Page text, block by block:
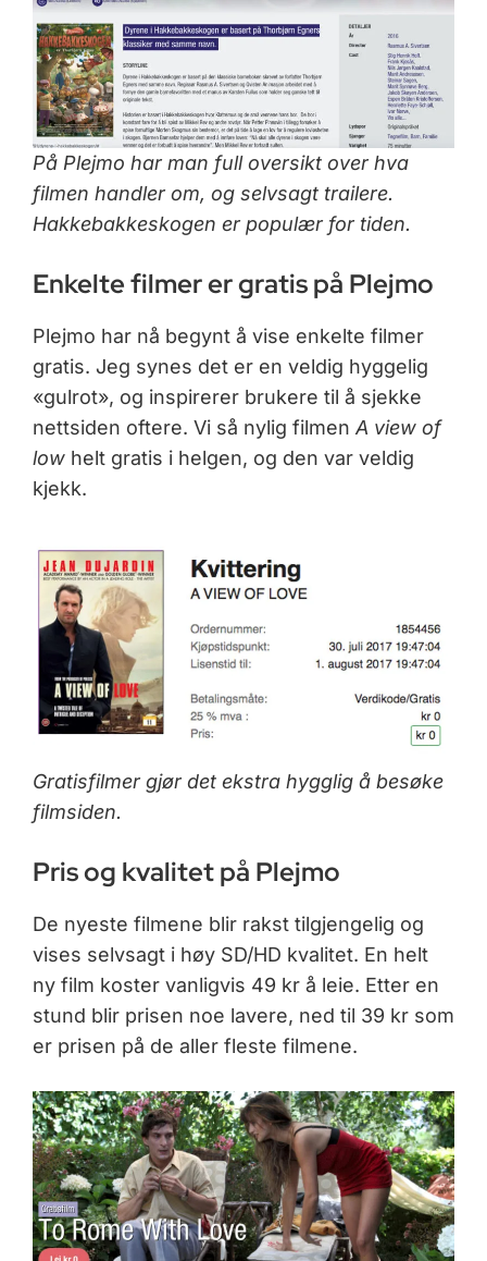
På Plejmo har man full oversikt over hva
filmen handler om, og selvsagt trailere.
Hakkebakkeskogen er populær for tiden.
Enkelte filmer er gratis på Plejmo
Plejmo har nå begynt å vise enkelte filmer
gratis. Jeg synes det er en veldig hyggelig
«gulrot», og inspirerer brukere til å sjekke
nettsiden oftere. Vi så nylig filmen A view of
lowhelt gratis i helgen, og den var veldig
kjekk.
Gratisfilmer gjør det ekstra hygglig å besøke
filmsiden.
Pris og kvalitet på Plejmo
De nyeste filmene blir rakst tilgjengelig og
vises selvsagt i høy SD/HD kvalitet. En helt
ny film koster vanligvis 49 kr å leie. Etter en
stund blir prisen noe lavere, ned til 39 kr som
er prisen på de aller fleste filmene.